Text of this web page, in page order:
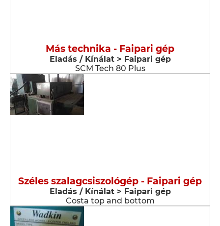
Más technika - Faipari gép
Eladás / Kínálat > Faipari gép
SCM Tech 80 Plus
Széles szalagcsiszológép - Faipari gép
Eladás / Kínálat > Faipari gép
Costa top and bottom